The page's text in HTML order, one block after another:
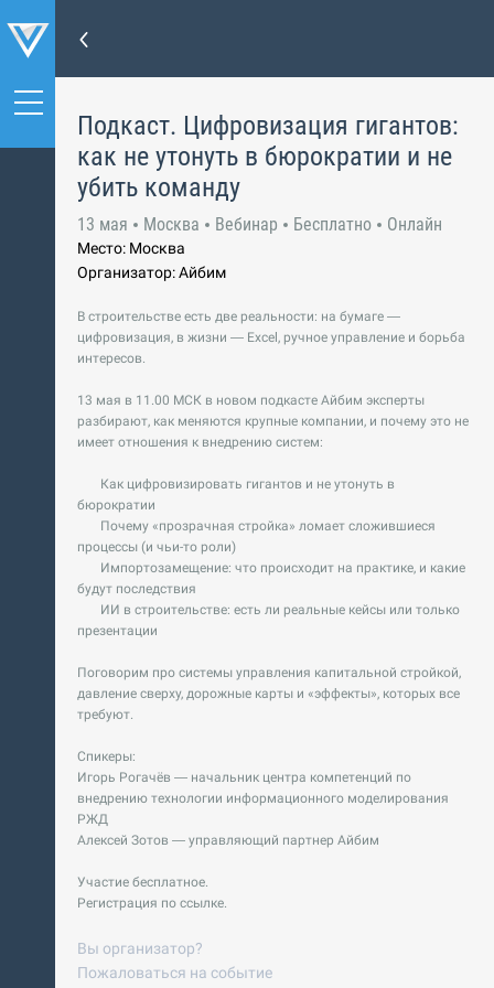
Подкаст. Цифровизация гигантов:
как не утонуть в бюрократии и не
убить команду
13 мая Москва Вебинар Бесплатно Онлайн
Место: Москва
Организатор: Айбим
В строительстве есть две реальности: на бумаге —
цифровизация, в жизни — Excel, ручное управление и борьба
интересов.
13 мая в 11.00 МСК в новом подкасте Айбим эксперты
разбирают, как меняются крупные компании, и почему это не
имеет отношения к внедрению систем:
Как цифровизировать гигантов и не утонуть в
бюрократии
Почему «прозрачная стройка» ломает сложившиеся
процессы (и чьи-то роли)
Импортозамещение: что происходит на практике, и какие
будут последствия
ИИ в строительстве: есть ли реальные кейсы или только
презентации
Поговорим про системы управления капитальной стройкой,
давление сверху, дорожные карты и «эффекты», которых все
требуют.
Спикеры:
Игорь Рогачёв — начальник центра компетенций по
внедрению технологии информационного моделирования
РЖД
Алексей Зотов — управляющий партнер Айбим
Участие бесплатное.
Регистрация по ссылке.
Вы организатор?
Пожаловаться на событие